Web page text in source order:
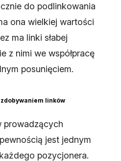
do podlinkowania
ona wielkiej wartości
ma linki słabej
z nimi we współpracę
posunięciem.
linków
prowadzących
jest jednym
pozycjonera.